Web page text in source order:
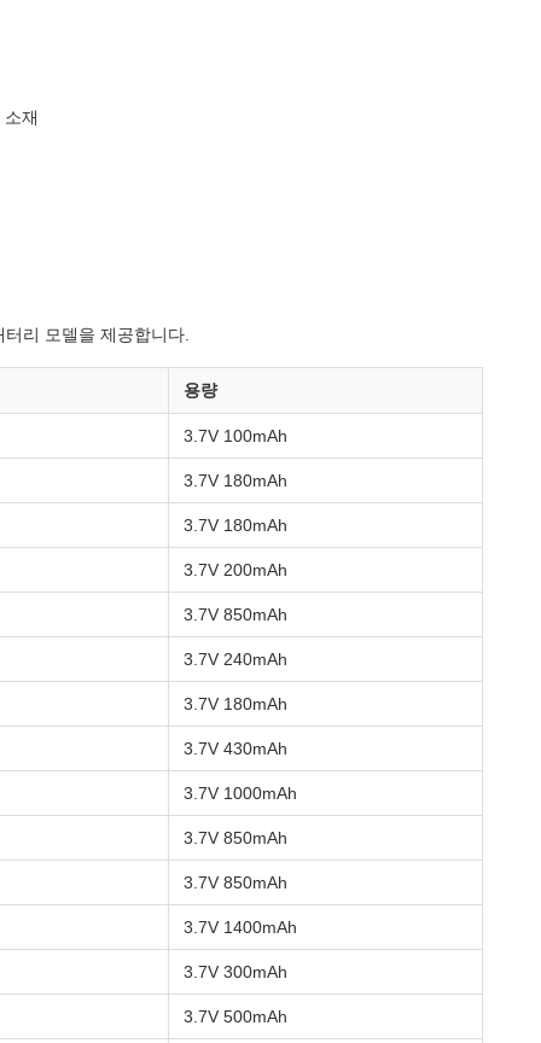
재
리 모델을 제공합니다.
용량
3.7V 100mAh
3.7V 180mAh
3.7V 180mAh
3.7V 200mAh
3.7V 850mAh
3.7V 240mAh
3.7V 180mAh
3.7V 430mAh
3.7V 1000mAh
3.7V 850mAh
3.7V 850mAh
3.7V 1400mAh
3.7V 300mAh
3.7V 500mAh